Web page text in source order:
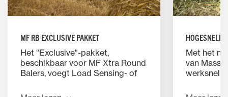
MF RB EXCLUSIVE PAKKET
Het "Exclusive"-pakket,
beschikbaar voor MF Xtra Round
Balers, voegt Load Sensing- of
nieuwe pakket functies maakt
Met het
van